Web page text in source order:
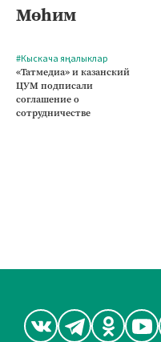
Мөһим
#Кыскача яңалыклар
«Татмедиа» и казанский
ЦУМ подписали
соглашение о
сотрудничестве